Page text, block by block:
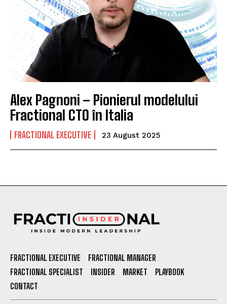
Alex Pagnoni – Pionierul modelului
Fractional CTO în Italia
FRACTIONAL EXECUTIVE 23 August 2025
FRACTIONAL EXECUTIVE
FRACTIONAL MANAGER
FRACTIONAL SPECIALIST
INSIDER MARKET
PLAYBOOK
CONTACT